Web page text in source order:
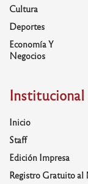
Cultura
Deportes
Economía Y
Negocios
Institucional
Inicio
Staff
Edición Impresa
Registro Gratuito al